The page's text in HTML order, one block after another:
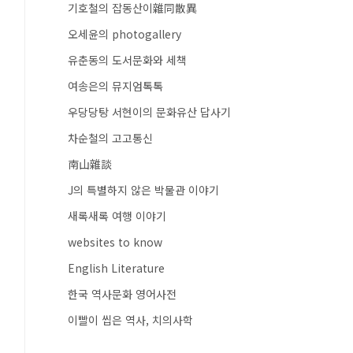
기호철의 잡동산이雜同散異
오세윤의 photogallery
유춘동의 도서문화와 세책
여송은의 뮤지엄톡톡
우당당탕 서현이의 문화유산 답사기
차순철의 고고통신
南山雜談
J의 특별하지 않은 박물관 이야기
새록새록 여행 이야기
websites to know
English Literature
한국 역사문화 영어사전
이빨이 씹은 역사, 치의사학